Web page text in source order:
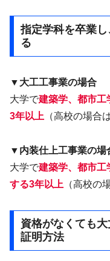
指定学科を卒業
る
▼大工工事業の場合
大学で建築学、都市工
3年以上 （高校の場合
▼内装仕上工事業の場
大学で建築学、都市工
する3年以上 （高校の
資格がなくても
証明方法